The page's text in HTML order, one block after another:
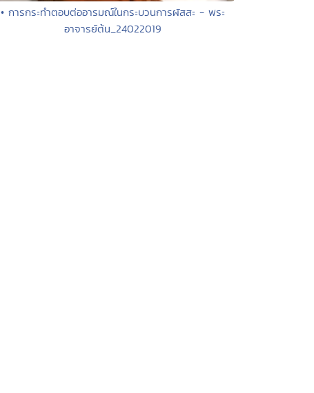
• การกระทำตอบต่ออารมณ์ในกระบวนการผัสสะ - พระ
อาจารย์ต้น_24022019